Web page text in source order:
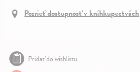
Pozrieť dostupnosť v kníhkupectvách
Pridať do wishlistu